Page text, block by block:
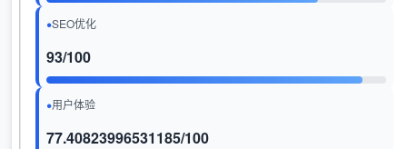
SEO优化
93/100
用户体验
77.40823996531185/100